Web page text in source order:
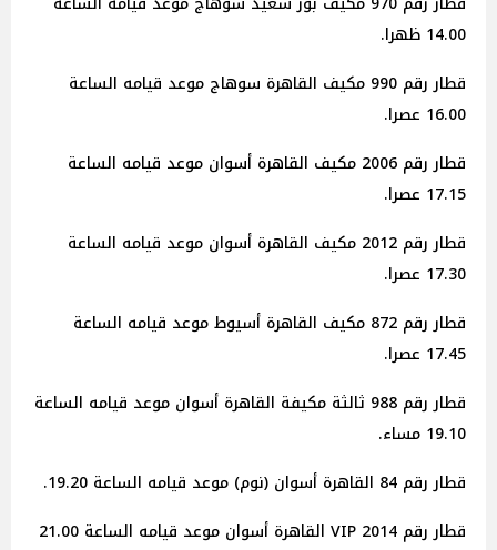
14.00 ظهرا.
قطار رقم 990 مكيف القاهرة سوهاج موعد قيامه الساعة
16.00 عصرا.
قطار رقم 2006 مكيف القاهرة أسوان موعد قيامه الساعة
17.15 عصرا.
قطار رقم 2012 مكيف القاهرة أسوان موعد قيامه الساعة
17.30 عصرا.
قطار رقم 872 مكيف القاهرة أسيوط موعد قيامه الساعة
17.45 عصرا.
قطار رقم 988 ثالثة مكيفة القاهرة أسوان موعد قيامه الساعة
19.10 مساء.
قطار رقم 84 القاهرة أسوان (نوم) موعد قيامه الساعة 19.20.
قطار رقم 2014 VIP القاهرة أسوان موعد قيامه الساعة 21.00